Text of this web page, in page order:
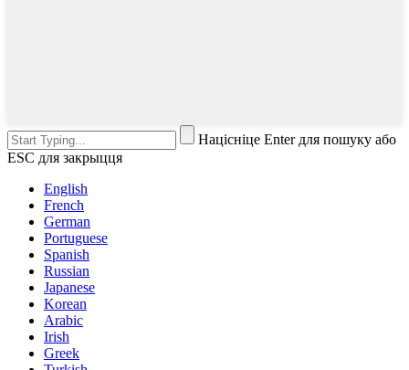
Націсніце Enter для пошуку або
ESC для закрыцця
English
French
German
Portuguese
Spanish
Russian
Japanese
Korean
Arabic
Irish
Greek